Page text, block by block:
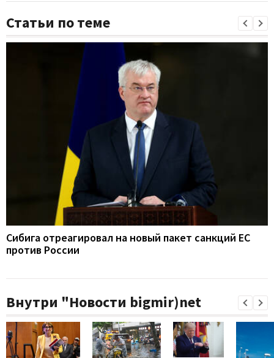
Статьи по теме
Сибига отреагировал на новый пакет санкций ЕС
против России
Внутри "Новости bigmir)net